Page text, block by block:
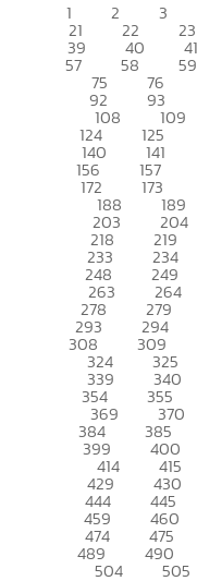
1 2 3
21 22 23
39 40 41
57 58 59
75 76
92 93
108 109
124 125
140 141
156 157
172 173
188 189
203 204
218 219
233 234
248 249
263 264
278 279
293 294
308 309
324 325
339 340
354 355
369 370
384 385
399 400
414 415
429 430
444 445
459 460
474 475
489 490
504 505